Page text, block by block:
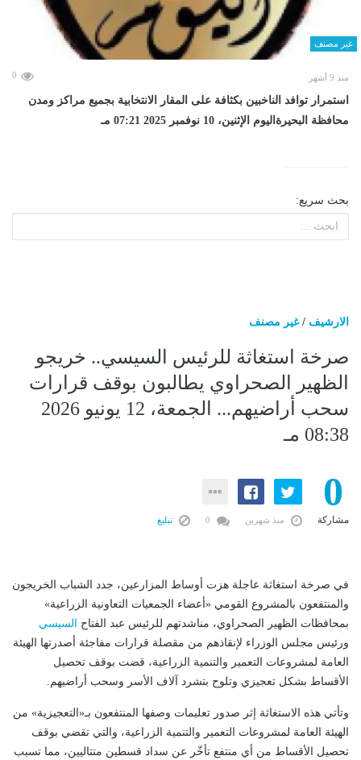
غير مصنف
منذ 9 أشهر 0
استمرار توافد الناخبين بكثافة على المقار الانتخابية بجميع مراكز ومدن
محافظة البحيرةاليوم الإثنين، 10 نوفمبر 2025 07:21 مـ
بحث سريع:
الارشيف /غير مصنف
صرخة استغاثة للرئيس السيسي.. خريجو
الظهير الصحراوي يطالبون بوقف قرارات
سحب أراضيهم... الجمعة، 12 يونيو 2026
08:38 مـ
0
مشاركة منذ شهرين تبليغ
في صرخة استغاثة عاجلة هزت أوساط المزارعين، جدد الشباب الخريجون
والمنتفعون بالمشروع القومي «أعضاء الجمعيات التعاونية الزراعية»
بمحافظات الظهير الصحراوي، مناشدتهم للرئيس عبد الفتاح السيسي
ورئيس مجلس الوزراء لإنقاذهم من مقصلة قرارات مفاجئة أصدرتها الهيئة
العامة لمشروعات التعمير والتنمية الزراعية، قضت بوقف تحصيل
الأقساط بشكل تعجيزي وتلوح بتشرد آلاف الأسر وسحب أراضيهم.
وتأتي هذه الاستغاثة إثر صدور تعليمات وصفها المنتفعون بـ«التعجيزية» من
الهيئة العامة لمشروعات التعمير والتنمية الزراعية، والتي تقضي بوقف
تحصيل الأقساط من أي منتفع تأخّر عن سداد قسطين متتاليين، مما تسبب